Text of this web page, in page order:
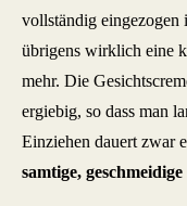
vollständig
übrigens wirklich eine
mehr. Die
ergiebig, so dass man
Einziehen dauert zwar
samtige,